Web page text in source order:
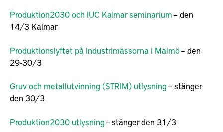
Produktion2030 och IUC Kalmar seminarium– den
14/3 Kalmar
Produktionslyftet på Industrimässorna i Malmö– den
29-30/3
Gruv och metallutvinning (STRIM) utlysning– stänger
den 30/3
Produktion2030 utlysning– stänger den 31/3